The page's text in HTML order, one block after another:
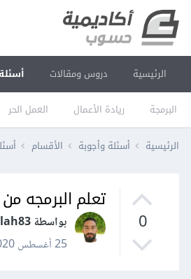
الرئيسية دروس ومقالات
البرمجة ريادة الأعمال العمل الحر
الرئيسية أسئلة وأجوبة الأقسام
0
تعلم البرمجه
بواسطة Mohamed Salah83
25 أغسطس 2020